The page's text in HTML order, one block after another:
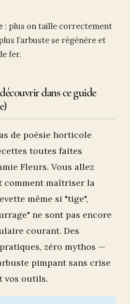
: plus on taille correctement
l’arbuste se régénère et
fer.
dans ce guide
de poésie horticole
toutes faites
Fleurs. Vous allez
comment maîtriser la
même si "tige",
ne sont pas encore
courant. Des
zéro mythos —
pimpant sans crise
vos outils.